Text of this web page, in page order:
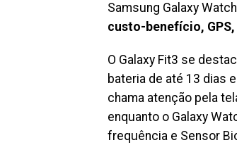
Samsung Galaxy
custo-benefício,
O Galaxy Fit3 se
bateria de até 13 dias
chama atenção pela
enquanto o Galaxy
frequência e Sensor